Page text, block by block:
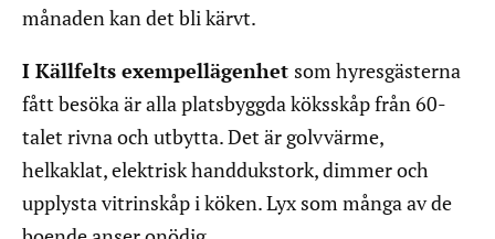
månaden kan det bli kärvt.
I Källfelts exempellägenhet som hyresgästerna
fått besöka är alla platsbyggda köksskåp från 60-
talet rivna och utbytta. Det är golvvärme,
helkaklat, elektrisk handdukstork, dimmer och
upplysta vitrinskåp i köken. Lyx som många av de